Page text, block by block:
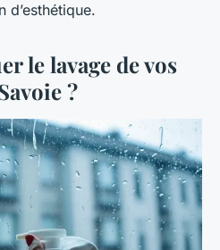
d’esthétique.
le lavage de vos
?